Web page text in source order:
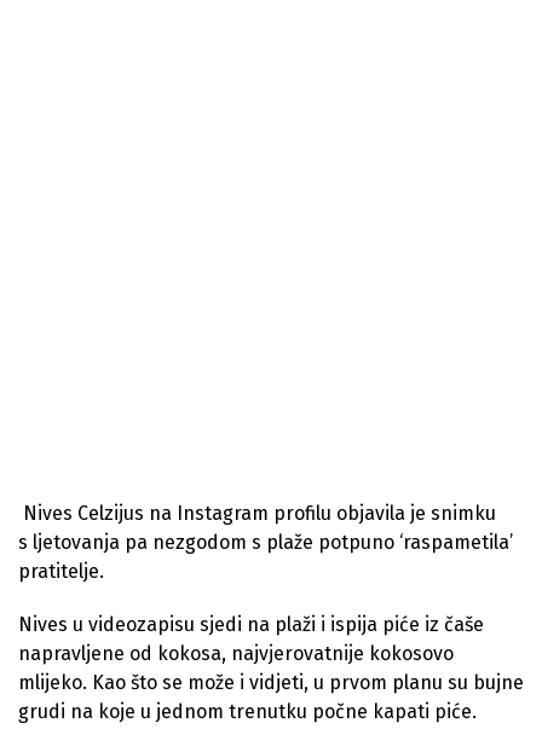
Nives Celzijus na Instagram profilu objavila je snimku
s ljetovanja pa nezgodom s plaže potpuno ‘raspametila’
pratitelje.
Nives u videozapisu sjedi na plaži i ispija piće iz čaše
napravljene od kokosa, najvjerovatnije kokosovo
mlijeko. Kao što se može i vidjeti, u prvom planu su bujne
grudi na koje u jednom trenutku počne kapati piće.